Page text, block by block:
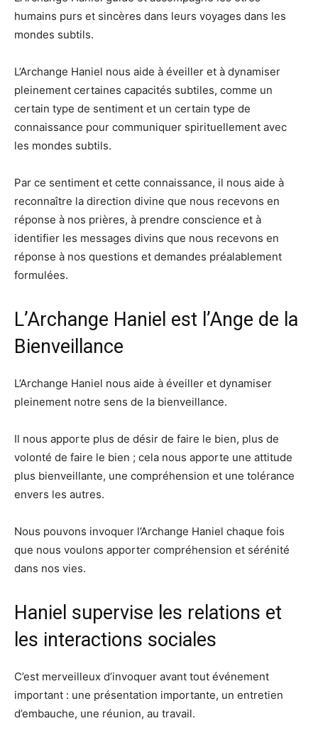
humains purs et sincères dans leurs voyages dans les
mondes subtils.
L’Archange Haniel nous aide à éveiller et à dynamiser
pleinement certaines capacités subtiles, comme un
certain type de sentiment et un certain type de
connaissance pour communiquer spirituellement avec
les mondes subtils.
Par ce sentiment et cette connaissance, il nous aide à
reconnaître la direction divine que nous recevons en
réponse à nos prières, à prendre conscience et à
identifier les messages divins que nous recevons en
réponse à nos questions et demandes préalablement
formulées.
L’Archange Haniel est l’Ange de la
Bienveillance
L’Archange Haniel nous aide à éveiller et dynamiser
pleinement notre sens de la bienveillance.
Il nous apporte plus de désir de faire le bien, plus de
volonté de faire le bien ; cela nous apporte une attitude
plus bienveillante, une compréhension et une tolérance
envers les autres.
Nous pouvons invoquer l’Archange Haniel chaque fois
que nous voulons apporter compréhension et sérénité
dans nos vies.
Haniel supervise les relations et
les interactions sociales
C’est merveilleux d’invoquer avant tout événement
important : une présentation importante, un entretien
d’embauche, une réunion, au travail.